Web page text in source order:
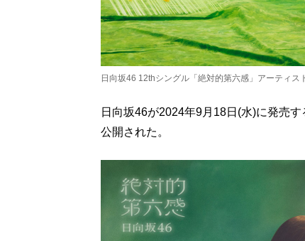
日向坂46 12thシングル「絶対的第六感」アーティス
日向坂46が2024年9月18日(水)に発売
公開された。